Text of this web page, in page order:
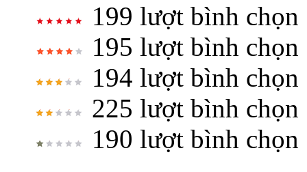
199 lượt bình chọn
195 lượt bình chọn
194 lượt bình chọn
225 lượt bình chọn
190 lượt bình chọn